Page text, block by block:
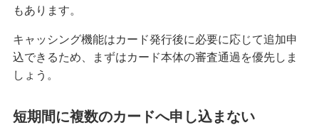
やデメリットを解説
みずほマイレージクラブカード（クレジットカ
もあります。
キャッシング機能はカード発行後に必要に応じて追加申
込できるため、まずはカード本体の審査通過を優先しま
しょう。
短期間に複数のカードへ申し込まない